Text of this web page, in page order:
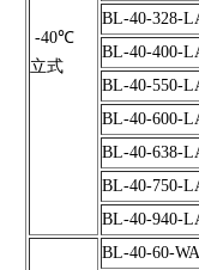
-40℃
立式
BL-40-328-
BL-40-400-
BL-40-550-
BL-40-600-
BL-40-638-
BL-40-750-
BL-40-940-
BL-40-60-WA